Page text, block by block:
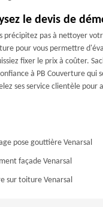
le devis de
précipitez pas à nettoyer
pour vous permettre
fixer le prix à coûter.
à PB Couverture qui
ses service clientèle
pose gouttière Venarsal
façade Venarsal
sur toiture Venarsal